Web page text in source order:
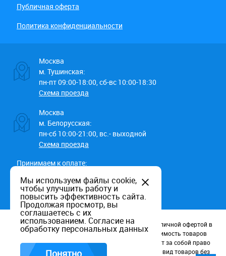
Публичная оферта
Политика конфиденциальности
Москва
м. Тушинская:
пн-пт 09:00-18:00, сб-вс 10:00-18:30
Схема проезда
Москва
м. Белорусская:
пн-сб 10:00-21:00, вс.- выходной
Схема проезда
Принимаем к оплате:
Данный информационный ресурс не является публичной офертой в
соотв. со статьей 437 (п.2) ГК РФ. Наличие и стоимость товаров
уточняйте по телефону. Производители оставляют за собой право
изменять технические характеристики и внешний вид товаров без
Мы используем файлы cookie,
чтобы улучшить работу и
повысить эффективность сайта.
Продолжая просмотр, вы
соглашаетесь с их
использованием. Согласие на
обработку персональных данных
Понятно